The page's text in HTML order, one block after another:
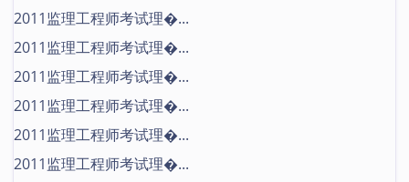
2011监理工程师考试理�...
2011监理工程师考试理�...
2011监理工程师考试理�...
2011监理工程师考试理�...
2011监理工程师考试理�...
2011监理工程师考试理�...